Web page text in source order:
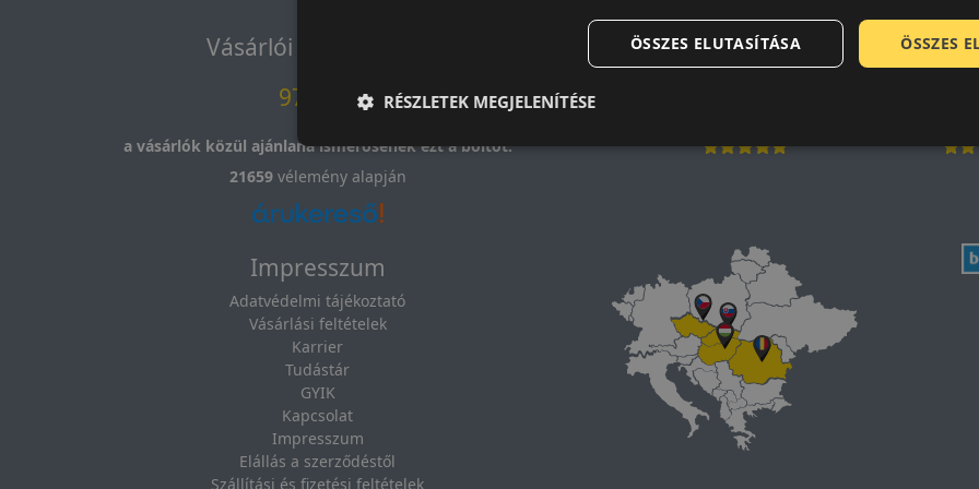
Vásárlói vélemények
97.76%
a vásárlók közül ajánlaná ismerősének ezt a boltot.
21659vélemény alapján
Laca A
Impresszum
Adatvédelmi tájékoztató
Vásárlási feltételek
Karrier
Tudástár
GYIK
Kapcsolat
Impresszum
Elállás a szerződéstől
Szállítási és fizetési feltételek
ÖSSZES
ÖSSZES ELUTASÍTÁSA
RÉSZLETEK MEGJELENÍTÉSE